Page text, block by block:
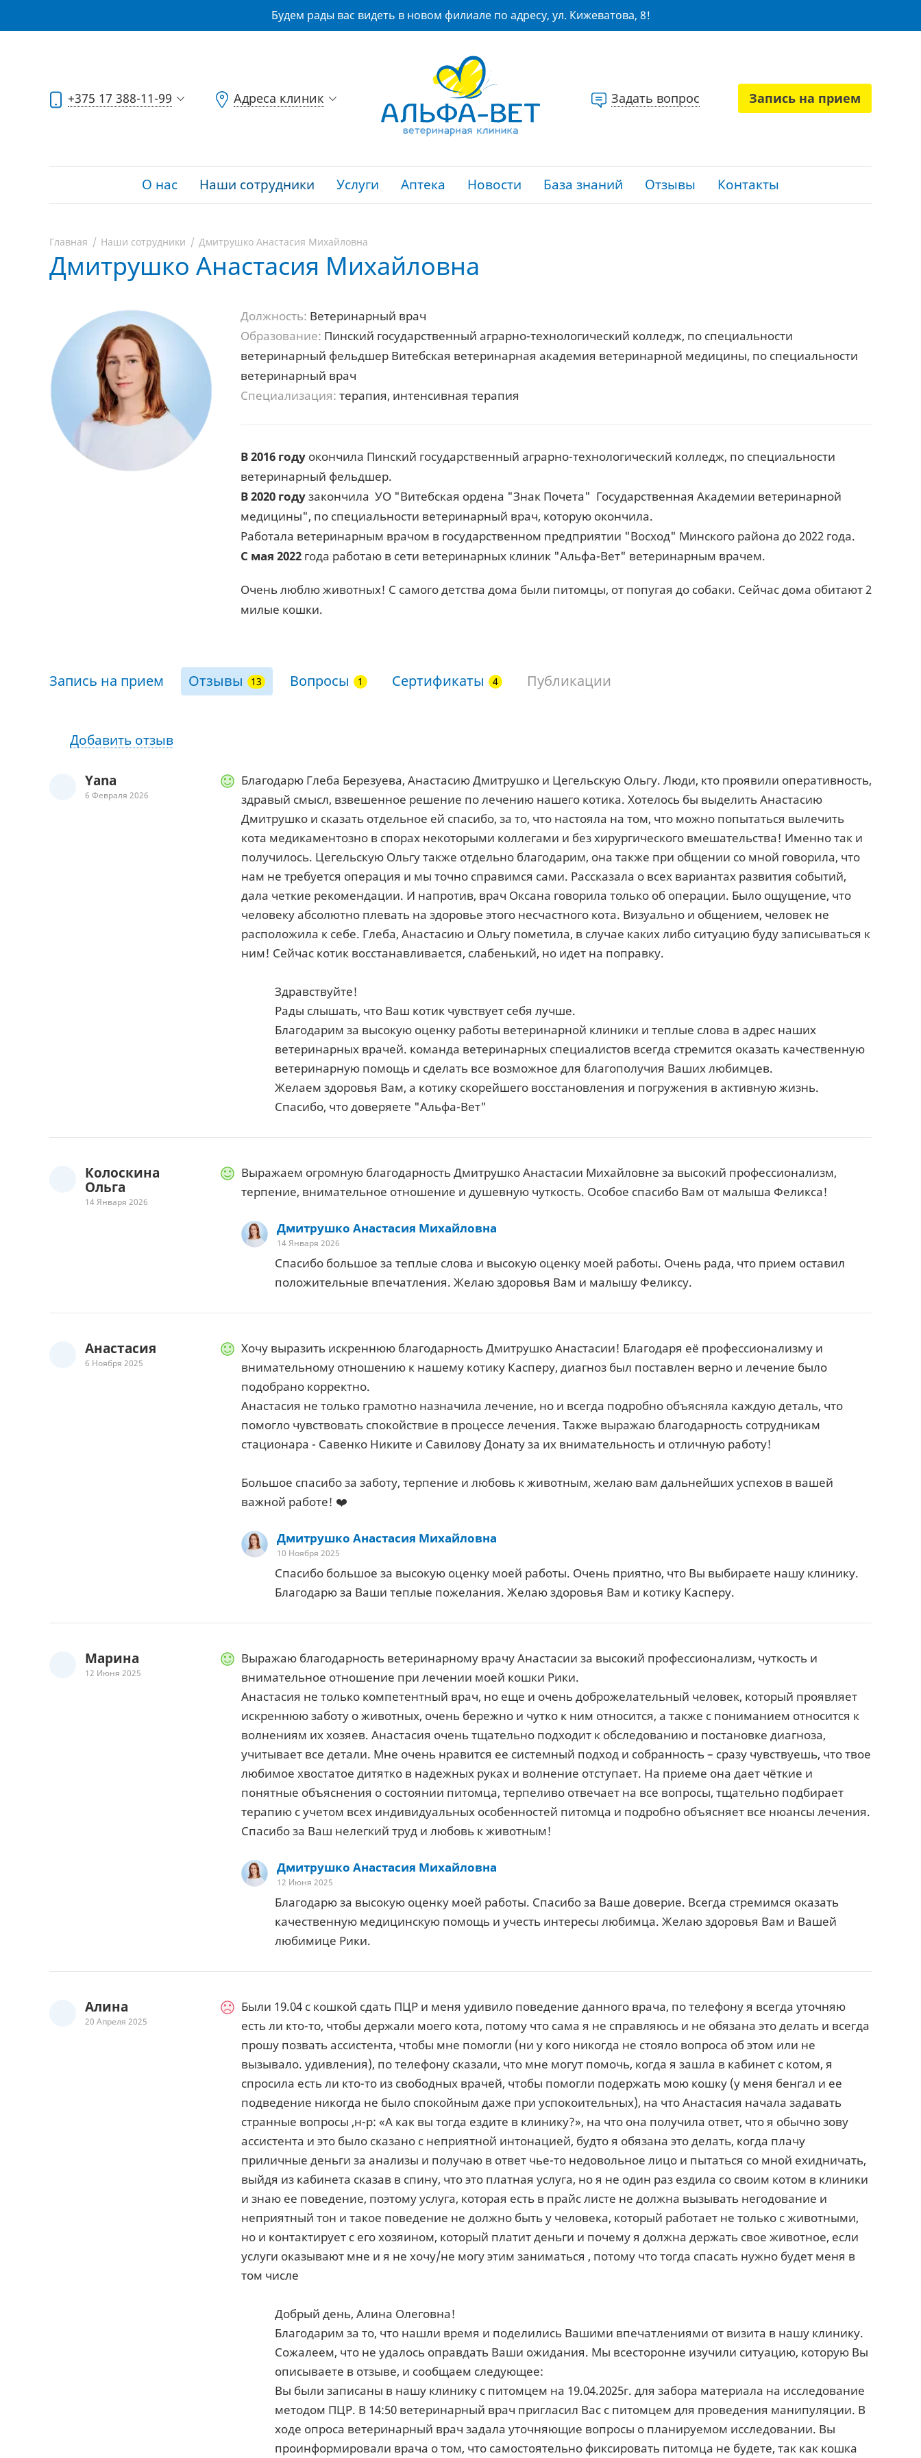
Будем рады вас видеть в новом филиале по адресу, ул. Кижеватова, 8!
+375 17 388-11-99 Адреса клиник Задать вопрос Запись на прием
О нас Наши сотрудники Услуги Аптека Новости База знаний Отзывы Контакты
Главная Наши сотрудники Дмитрушко Анастасия Михайловна
Дмитрушко Анастасия Михайловна
Должность: Ветеринарный врач
Образование: Пинский государственный аграрно-технологический колледж, по специальности
ветеринарный фельдшер Витебская ветеринарная академия ветеринарной медицины, по специальности
ветеринарный врач
Специализация: терапия, интенсивная терапия
В2016 году окончила Пинский государственный аграрно-технологический колледж, по специальности
ветеринарный фельдшер.
В 2020 годузакончила УО "Витебская ордена "Знак Почета" Государственная Академии ветеринарной
медицины", по специальности ветеринарный врач, которую окончила.
Работала ветеринарным врачом в государственном предприятии "Восход" Минского района до 2022 года.
С мая 2022 года работаю в сети ветеринарных клиник "Альфа-Вет" ветеринарным врачем.
Очень люблю животных! С самого детства дома были питомцы, от попугая до собаки. Сейчас дома обитают 2
милые кошки.
Запись на прием Отзывы Вопросы Сертификаты Публикации
Добавить отзыв
Yana
6 Февраля 2026
Благодарю Глеба Березуева, Анастасию Дмитрушко и Цегельскую Ольгу. Люди, кто проявили оперативность,
здравый смысл, взвешенное решение по лечению нашего котика. Хотелось бы выделить Анастасию
Дмитрушко и сказать отдельное ей спасибо, за то, что настояла на том, что можно попытаться вылечить
кота медикаментозно в спорах некоторыми коллегами и без хирургического вмешательства! Именно так и
получилось. Цегельскую Ольгу также отдельно благодарим, она также при общении со мной говорила, что
нам не требуется операция и мы точно справимся сами. Рассказала о всех вариантах развития событий,
дала четкие рекомендации. И напротив, врач Оксана говорила только об операции. Было ощущение, что
человеку абсолютно плевать на здоровье этого несчастного кота. Визуально и общением, человек не
расположила к себе. Глеба, Анастасию и Ольгу пометила, в случае каких либо ситуацию буду записываться к
ним! Сейчас котик восстанавливается, слабенький, но идет на поправку.
Здравствуйте!
Рады слышать, что Ваш котик чувствует себя лучше.
Благодарим за высокую оценку работы ветеринарной клиники и теплые слова в адрес наших
ветеринарных врачей. команда ветеринарных специалистов всегда стремится оказать качественную
ветеринарную помощь и сделать все возможное для благополучия Ваших любимцев.
Желаем здоровья Вам, а котику скорейшего восстановления и погружения в активную жизнь.
Спасибо, что доверяете "Альфа-Вет"
Колоскина
Ольга
14 Января 2026
Выражаем огромную благодарность Дмитрушко Анастасии Михайловне за высокий профессионализм,
терпение, внимательное отношение и душевную чуткость. Особое спасибо Вам от малыша Феликса!
Дмитрушко Анастасия Михайловна
14 Января 2026
Спасибо большое за теплые слова и высокую оценку моей работы. Очень рада, что прием оставил
положительные впечатления. Желаю здоровья Вам и малышу Феликсу.
Анастасия
6 Ноября 2025
Хочу выразить искреннюю благодарность Дмитрушко Анастасии! Благодаря её профессионализму и
внимательному отношению к нашему котику Касперу, диагноз был поставлен верно и лечение было
подобрано корректно.
Анастасия не только грамотно назначила лечение, но и всегда подробно объясняла каждую деталь, что
помогло чувствовать спокойствие в процессе лечения. Также выражаю благодарность сотрудникам
стационара - Савенко Никите и Савилову Донату за их внимательность и отличную работу!
Большое спасибо за заботу, терпение и любовь к животным, желаю вам дальнейших успехов в вашей
важной работе! ❤️
Дмитрушко Анастасия Михайловна
10 Ноября 2025
Спасибо большое за высокую оценку моей работы. Очень приятно, что Вы выбираете нашу клинику.
Благодарю за Ваши теплые пожелания. Желаю здоровья Вам и котику Касперу.
Марина
12 Июня 2025
Выражаю благодарность ветеринарному врачу Анастасии за высокий профессионализм, чуткость и
внимательное отношение при лечении моей кошки Рики.
Анастасия не только компетентный врач, но еще и очень доброжелательный человек, который проявляет
искреннюю заботу о животных, очень бережно и чутко к ним относится, а также с пониманием относится к
волнениям их хозяев. Анастасия очень тщательно подходит к обследованию и постановке диагноза,
учитывает все детали. Мне очень нравится ее системный подход и собранность – сразу чувствуешь, что твое
любимое хвостатое дитятко в надежных руках и волнение отступает. На приеме она дает чёткие и
понятные объяснения о состоянии питомца, терпеливо отвечает на все вопросы, тщательно подбирает
терапию с учетом всех индивидуальных особенностей питомца и подробно объясняет все нюансы лечения.
Спасибо за Ваш нелегкий труд и любовь к животным!
Дмитрушко Анастасия Михайловна
12 Июня 2025
Благодарю за высокую оценку моей работы. Спасибо за Ваше доверие. Всегда стремимся оказать
качественную медицинскую помощь и учесть интересы любимца. Желаю здоровья Вам и Вашей
любимице Рики.
Алина
20 Апреля 2025
Были 19.04 с кошкой сдать ПЦР и меня удивило поведение данного врача, по телефону я всегда уточняю
есть ли кто-то, чтобы держали моего кота, потому что сама я не справляюсь и не обязана это делать и всегда
прошу позвать ассистента, чтобы мне помогли (ни у кого никогда не стояло вопроса об этом или не
вызывало. удивления), по телефону сказали, что мне могут помочь, когда я зашла в кабинет с котом, я
спросила есть ли кто-то из свободных врачей, чтобы помогли подержать мою кошку (у меня бенгал и ее
подведение никогда не было спокойным даже при успокоительных), на что Анастасия начала задавать
странные вопросы ,н-р: «А как вы тогда ездите в клинику?», на что она получила ответ, что я обычно зову
ассистента и это было сказано с неприятной интонацией, будто я обязана это делать, когда плачу
приличные деньги за анализы и получаю в ответ чье-то недовольное лицо и пытаться со мной ехидничать,
выйдя из кабинета сказав в спину, что это платная услуга, но я не один раз ездила со своим котом в клиники
и знаю ее поведение, поэтому услуга, которая есть в прайс листе не должна вызывать негодование и
неприятный тон и такое поведение не должно быть у человека, который работает не только с животными,
но и контактирует с его хозяином, который платит деньги и почему я должна держать свое животное, если
услуги оказывают мне и я не хочу/не могу этим заниматься , потому что тогда спасать нужно будет меня в
том числе
Добрый день, Алина Олеговна!
Благодарим за то, что нашли время и поделились Вашими впечатлениями от визита в нашу клинику.
Сожалеем, что не удалось оправдать Ваши ожидания. Мы всесторонне изучили ситуацию, которую Вы
описываете в отзыве, и сообщаем следующее:
Вы были записаны в нашу клинику с питомцем на 19.04.2025г. для забора материала на исследование
методом ПЦР. В 14:50 ветеринарный врач пригласил Вас с питомцем для проведения манипуляции. В
ходе опроса ветеринарный врач задала уточняющие вопросы о планируемом исследовании. Вы
проинформировали врача о том, что самостоятельно фиксировать питомца не будете, так как кошка